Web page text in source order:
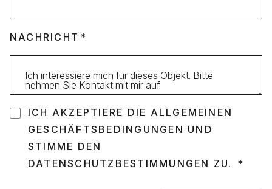
NACHRICHT
ICH AKZEPTIERE DIE ALLGEMEINEN
GESCHÄFTSBEDINGUNGEN UND
STIMME DEN
DATENSCHUTZBESTIMMUNGEN ZU.